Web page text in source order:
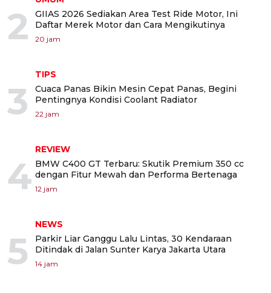
2
GIIAS 2026 Sediakan Area Test Ride Motor, Ini
Daftar Merek Motor dan Cara Mengikutinya
20 jam
3
TIPS
Cuaca Panas Bikin Mesin Cepat Panas, Begini
Pentingnya Kondisi Coolant Radiator
22 jam
4
REVIEW
BMW C400 GT Terbaru: Skutik Premium 350 cc
dengan Fitur Mewah dan Performa Bertenaga
12 jam
5
NEWS
Parkir Liar Ganggu Lalu Lintas, 30 Kendaraan
Ditindak di Jalan Sunter Karya Jakarta Utara
14 jam